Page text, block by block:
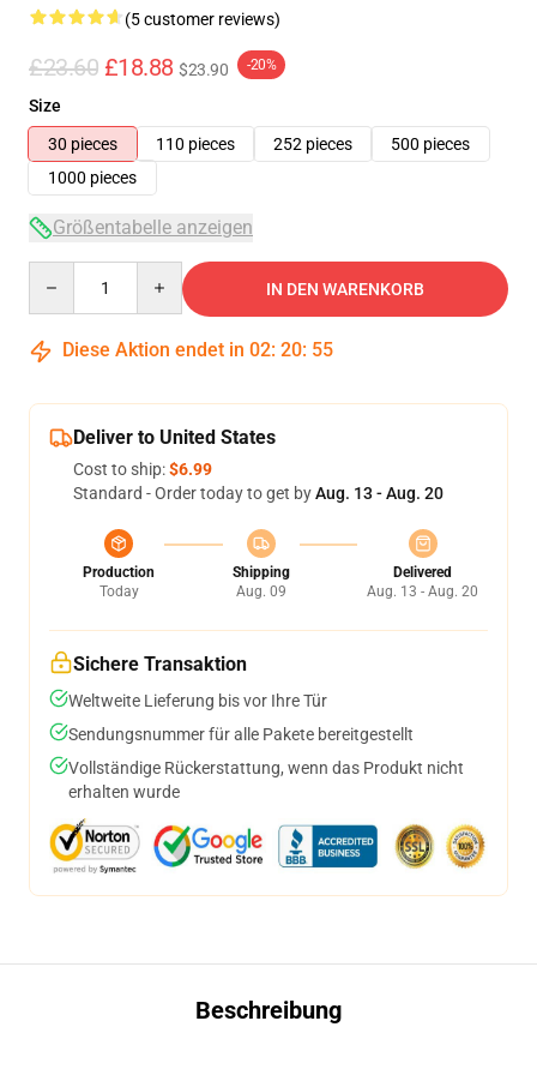
(5 customer reviews)
£23.60 £18.88 $23.90 -20%
Size
30 pieces
110 pieces 252 pieces
500 pieces
1000 pieces
Größentabelle anzeigen
IN DEN WARENKORB
Diese Aktion endet in 02: 20: 54
Deliver to United States
Cost to ship:$6.99
Standard - Order today to get byAug. 13 - Aug. 20
Production
Today
Shipping
Aug. 09
Delivered
Aug. 13 - Aug. 20
Sichere Transaktion
Weltweite Lieferung bis vor Ihre Tür
Sendungsnummer für alle Pakete bereitgestellt
Vollständige Rückerstattung, wenn das Produkt nicht
erhalten wurde
Beschreibung